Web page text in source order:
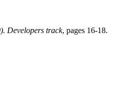
Developers track, pages 16-18.